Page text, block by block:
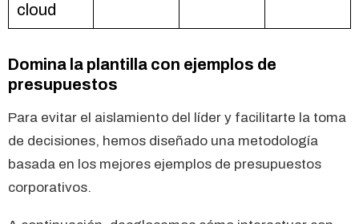
cloud
Domina la plantilla con ejemplos de
presupuestos
Para evitar el aislamiento del líder y facilitarte la toma
de decisiones, hemos diseñado una metodología
basada en los mejores ejemplos de presupuestos
corporativos.